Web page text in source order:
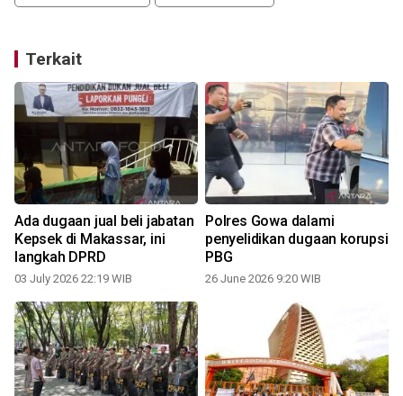
Terkait
Ada dugaan jual beli jabatan
Kepsek di Makassar, ini
langkah DPRD
03 July 2026 22:19 WIB
Polres Gowa dalami
penyelidikan dugaan korupsi
PBG
26 June 2026 9:20 WIB